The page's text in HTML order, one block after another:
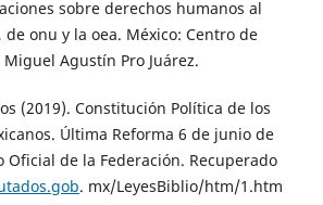
sobre derechos humanos al
onu y la oea. México: Centro de
Agustín Pro Juárez.
(2019). Constitución Política de los
Última Reforma 6 de junio de
Oficial de la Federación. Recuperado
. mx/LeyesBiblio/htm/1.htm